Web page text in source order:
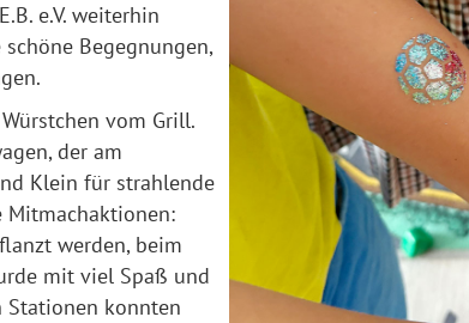
e.V. weiterhin
Begegnungen,
vom Grill.
der am
Klein für strahlende
Mitmachaktionen:
werden, beim
mit viel Spaß und
Stationen konnten